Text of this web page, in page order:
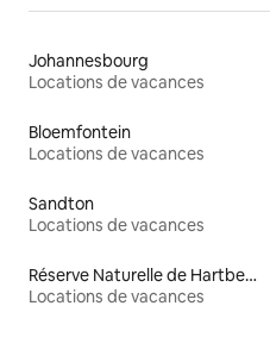
Johannesbourg
Locations de vacances
Bloemfontein
Locations de vacances
Sandton
Locations de vacances
Réserve Naturelle de Hartbeespoort
Locations de vacances